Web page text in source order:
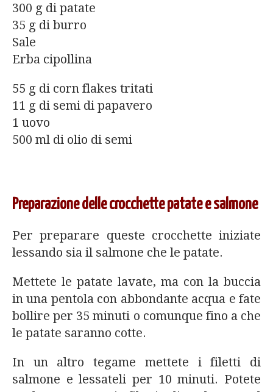
300 g di patate
35 g di burro
Sale
Erba cipollina
55 g di corn flakes tritati
11 g di semi di papavero
1 uovo
500 ml di olio di semi
Preparazione delle crocchette patate e salmone
Per preparare queste crocchette iniziate
lessando sia il salmone che le patate.
Mettete le patate lavate, ma con la buccia
in una pentola con abbondante acqua e fate
bollire per 35 minuti o comunque fino a che
le patate saranno cotte.
In un altro tegame mettete i filetti di
salmone e lessateli per 10 minuti. Potete